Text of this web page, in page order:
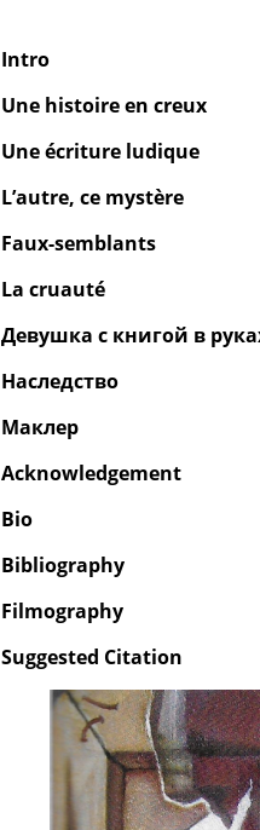
Intro
Une histoire en creux
Une écriture ludique
L’autre, ce mystère
Faux-semblants
La cruauté
Девушка с книгой в
Наследство
Маклер
Acknowledgement
Bio
Bibliography
Filmography
Suggested Citation